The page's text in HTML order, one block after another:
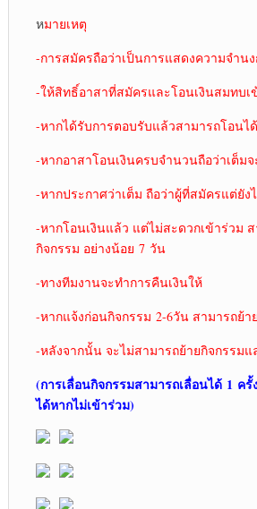
หมายเหตุ
-การสมัครถือว่าเป็นการแสดงความจำนง
-ให้สิทธิ์อาสาที่สมัครและโอนเงินสมทบเ
-หากได้รับการตอบรับแล้วสามารถโอนไ
-หากอาสาโอนเงินครบจำนวนถือว่าเต็ม
-หากประกาศว่าเต็ม ถือว่าผู้ที่สมัครแต่ยั
-หากโอนเงินแล้ว แต่ไม่สะดวกเข้าร่วม
กิจกรรม อย่างน้อย 7 วัน
-ทางทีมงานจะทำการคืนเงินให้
-หากแจ้งก่อนกิจกรรม 2-6วัน สามารถย้า
-หลังจากนั้น จะไม่สามารถย้ายกิจกรรม
(การเลื่อนกิจกรรมสามารถเลื่อนได้ 1 ครั้
ได้หากไม่เข้าร่วม)